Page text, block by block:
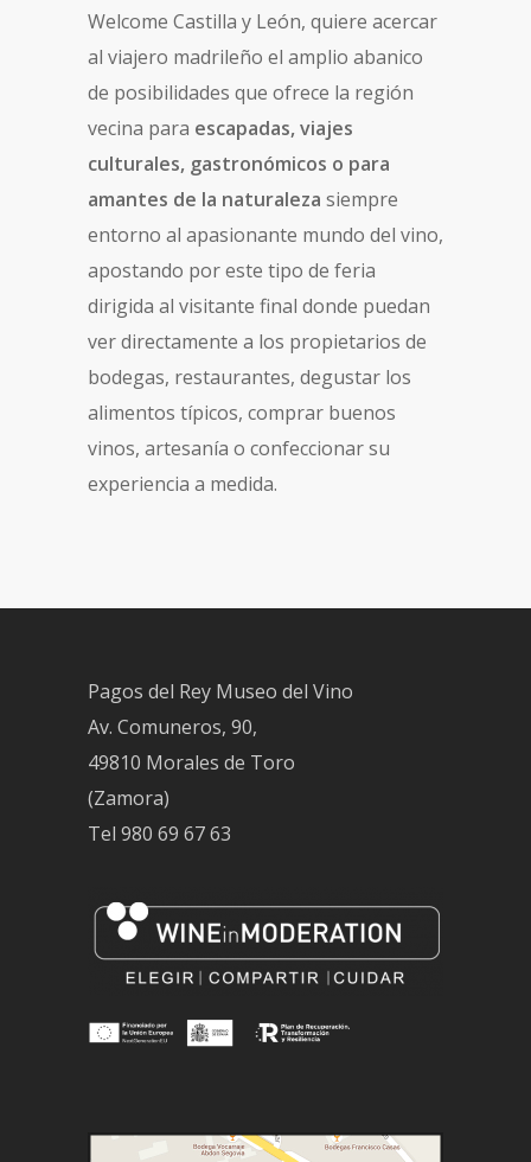
Welcome Castilla y León, quiere acercar
al viajero madrileño el amplio abanico
de posibilidades que ofrece la región
vecina para escapadas, viajes
culturales, gastronómicos o para
amantes de la naturaleza siempre
entorno al apasionante mundo del vino,
apostando por este tipo de feria
dirigida al visitante final donde puedan
ver directamente a los propietarios de
bodegas, restaurantes, degustar los
alimentos típicos, comprar buenos
vinos, artesanía o confeccionar su
experiencia a medida.
Pagos del Rey Museo del Vino
Av. Comuneros, 90,
49810 Morales de Toro
(Zamora)
Tel 980 69 67 63